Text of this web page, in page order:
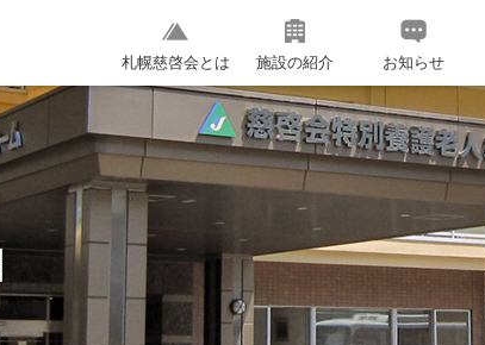
札幌慈啓会とは 施設の紹介 お知らせ